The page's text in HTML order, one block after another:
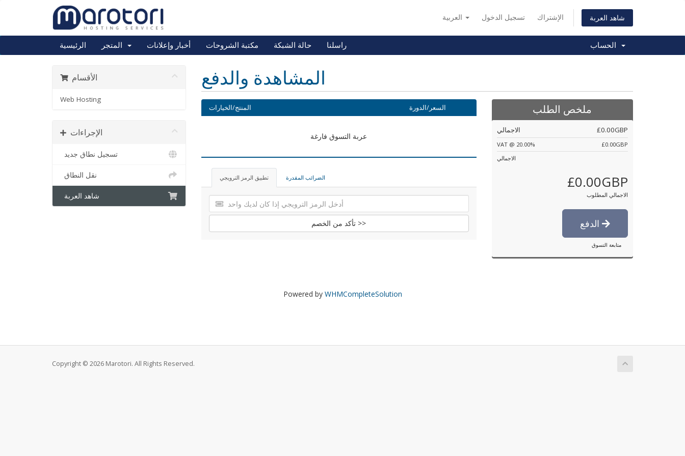
تسجيل الدخول الإشتراك شاهد العربة
الرئيسية أخبار وإعلانات مكتبة الشروحات حالة الشبكة راسلنا
الأقسام
Web Hosting
الإجراءات
تسجيل نطاق جديد
نقل النطاق
شاهد العربة
المشاهدة والدفع
المنتج/الخيارات السعر/الدورة
عربة التسوق فارغة
تطبيق الرمز الترويجي الضرائب المقدرة
تأكد من الخصم >>
ملخص الطلب
الاجمالي £0.00GBP
VAT @ 20.00%
£0.00GBP
الاجمالي
£0.00GBP
الاجمالي المطلوب
متابعة التسوق
Powered by WHMCompleteSolution
Copyright © 2026 Marotori. All Rights Reserved.